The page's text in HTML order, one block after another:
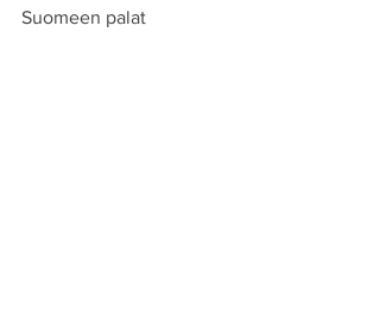
Suomeen palat